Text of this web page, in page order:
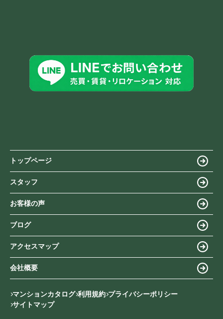
トップページ
スタッフ
お客様の声
ブログ
アクセスマップ
会社概要
マンションカタログ 利用規約 プライバシーポリシー
サイトマップ